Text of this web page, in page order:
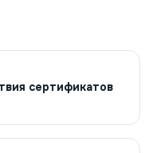
сертификатов